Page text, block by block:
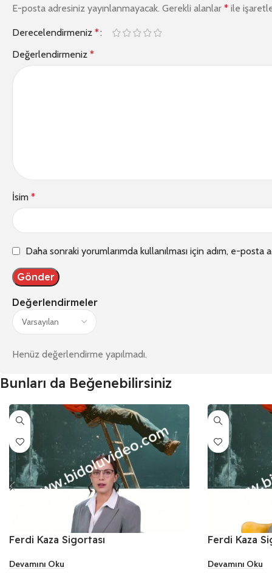
Değerlendirmeler
Henüz değerlendirme yapılmadı.
E-posta adresiniz yayınlanmayacak. Gerekli alanlar * ile
Derecelendirmeniz *
Değerlendirmeniz *
İsim *
Daha sonraki yorumlarımda kullanılması için adım, e-
Bunları da Beğenebilirsiniz
Ferdi Kaza Sigortası
Devamını Oku
Ferdi Kaza
Devamını Oku